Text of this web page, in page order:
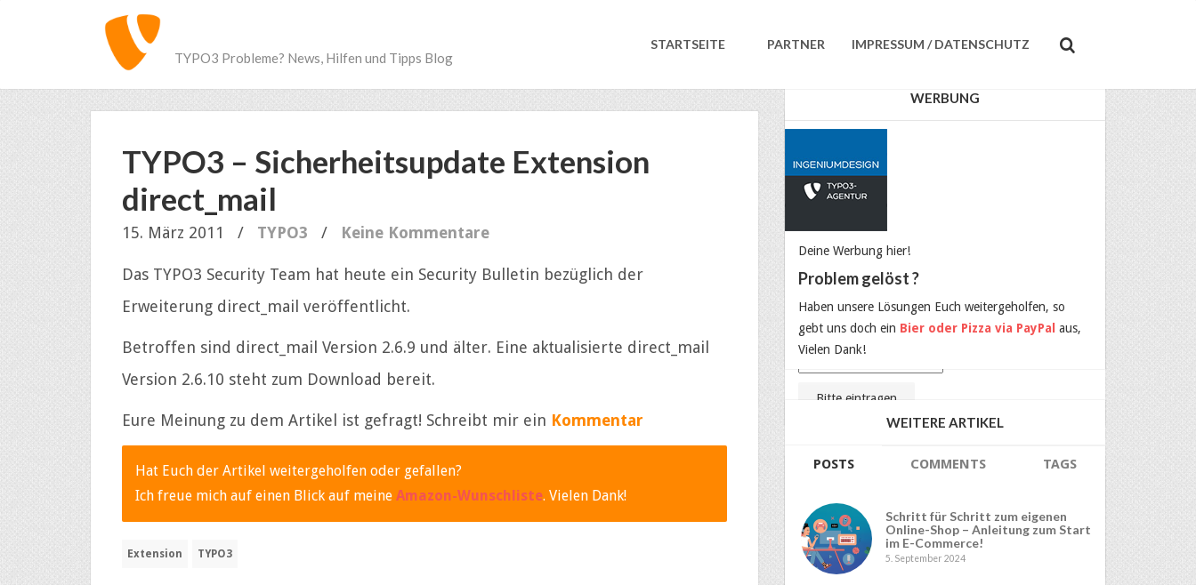
TYPO3 Probleme? News, Hilfen und Tipps Blog
STARTSEITE PARTNER IMPRESSUM / DATENSCHUTZ
TYPO3 – Sicherheitsupdate Extension
direct_mail
15. März 2011 / TYPO3 / Keine Kommentare
Das TYPO3 Security Team hat heute ein Security Bulletin bezüglich der
Erweiterung direct_mail veröffentlicht.
Betroffen sind direct_mail Version 2.6.9 und älter. Eine aktualisierte direct_mail
Version 2.6.10 steht zum Download bereit.
Eure Meinung zu dem Artikel ist gefragt! Schreibt mir ein Kommentar
Hat Euch der Artikel weitergeholfen oder gefallen?
Ich freue mich auf einen Blick auf meine Amazon-Wunschliste. Vielen Dank!
Extension TYPO3
KEINE NEWS MEHR VERPASSEN?
Dann einfach hier eintragen:
Email:
Nachname
WERBUNG
Deine Werbung hier!
Problem gelöst ?
Haben unsere Lösungen Euch weitergeholfen, so
gebt uns doch ein Bier oder Pizza via PayPal aus,
Vielen Dank!
WEITERE ARTIKEL
POSTS COMMENTS TAGS
Schritt für Schritt zum eigenen
Online-Shop – Anleitung zum Start
im E-Commerce!
5. September 2024